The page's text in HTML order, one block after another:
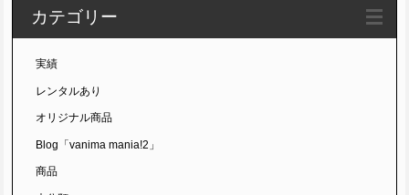
カテゴリー
実績
レンタルあり
オリジナル商品
Blog「vanima mania!2」
商品